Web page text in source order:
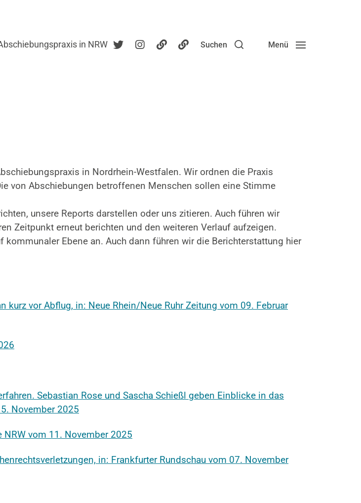
in NRW Suchen Menü
in Nordrhein-Westfalen. Wir ordnen die Praxis
von Abschiebungen betroffenen Menschen sollen eine Stimme
unsere Reports darstellen oder uns zitieren. Auch führen wir
Zeitpunkt erneut berichten und den weiteren Verlauf aufzeigen.
Ebene an. Auch dann führen wir die Berichterstattung hier
vor Abflug, in: Neue Rhein/Neue Ruhr Zeitung vom 09. Februar
Sebastian Rose und Sascha Schießl geben Einblicke in das
November 2025
vom 11. November 2025
in: Frankfurter Rundschau vom 07. November